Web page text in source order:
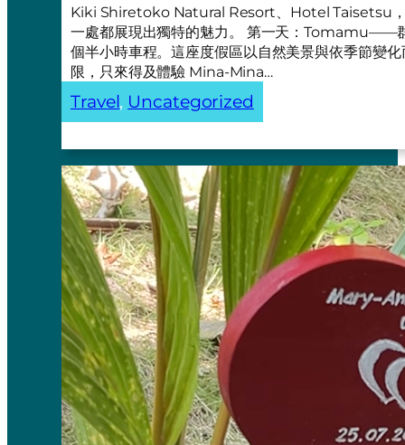
Kiki Shiretoko Natural Resort、Hotel Taisetsu
一處都展現出獨特的魅力。 第一天：Tomamu——
個半小時車程。這座度假區以自然美景與依季節變
限，只來得及體驗 Mina-Mina…
Travel, Uncategorized